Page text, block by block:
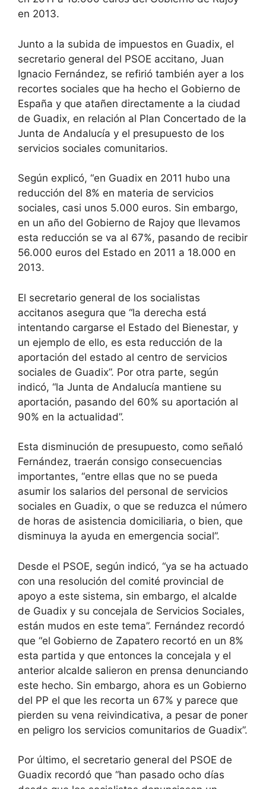
en 2013.
Junto a la subida de impuestos en Guadix, el
secretario general del PSOE accitano, Juan
Ignacio Fernández, se refirió también ayer a los
recortes sociales que ha hecho el Gobierno de
España y que atañen directamente a la ciudad
de Guadix, en relación al Plan Concertado de la
Junta de Andalucía y el presupuesto de los
servicios sociales comunitarios.
Según explicó, “en Guadix en 2011 hubo una
reducción del 8% en materia de servicios
sociales, casi unos 5.000 euros. Sin embargo,
en un año del Gobierno de Rajoy que llevamos
esta reducción se va al 67%, pasando de recibir
56.000 euros del Estado en 2011 a 18.000 en
2013.
El secretario general de los socialistas
accitanos asegura que “la derecha está
intentando cargarse el Estado del Bienestar, y
un ejemplo de ello, es esta reducción de la
aportación del estado al centro de servicios
sociales de Guadix”. Por otra parte, según
indicó, “la Junta de Andalucía mantiene su
aportación, pasando del 60% su aportación al
90% en la actualidad”.
Esta disminución de presupuesto, como señaló
Fernández, traerán consigo consecuencias
importantes, “entre ellas que no se pueda
asumir los salarios del personal de servicios
sociales en Guadix, o que se reduzca el número
de horas de asistencia domiciliaria, o bien, que
disminuya la ayuda en emergencia social”.
Desde el PSOE, según indicó, “ya se ha actuado
con una resolución del comité provincial de
apoyo a este sistema, sin embargo, el alcalde
de Guadix y su concejala de Servicios Sociales,
están mudos en este tema”. Fernández recordó
que “el Gobierno de Zapatero recortó en un 8%
esta partida y que entonces la concejala y el
anterior alcalde salieron en prensa denunciando
este hecho. Sin embargo, ahora es un Gobierno
del PP el que les recorta un 67% y parece que
pierden su vena reivindicativa, a pesar de poner
en peligro los servicios comunitarios de Guadix”.
Por último, el secretario general del PSOE de
Guadix recordó que “han pasado ocho días